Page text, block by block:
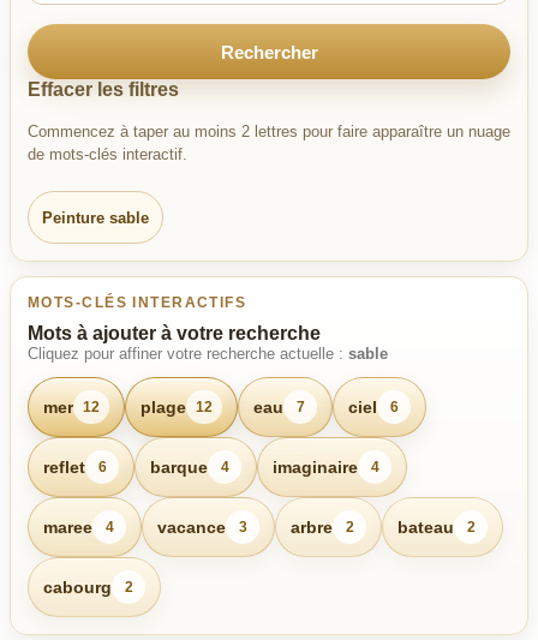
Rechercher
Effacer les filtres
Commencez à taper au moins 2 lettres pour faire apparaître un nuage
de mots-clés interactif.
Peinture sable
MOTS-CLÉS INTERACTIFS
Mots à ajouter à votre recherche
Cliquez pour affiner votre recherche actuelle : sable
mer 12 plage 12 eau 7 ciel 6
reflet 6 barque 4 imaginaire 4
maree 4 vacance 3 arbre 2 bateau 2
cabourg 2